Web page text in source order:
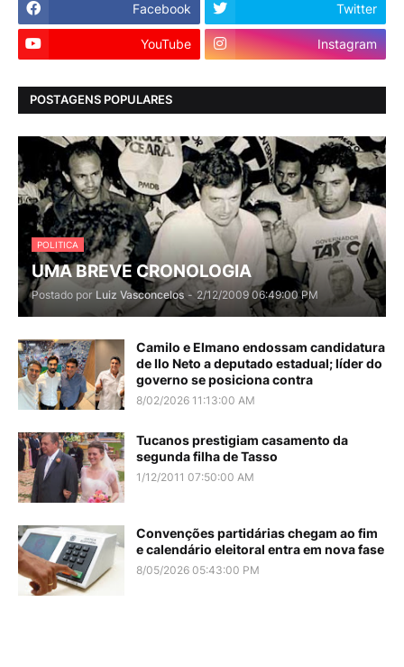
Facebook Twitter
YouTube Instagram
POSTAGENS POPULARES
POLITICA
UMA BREVE CRONOLOGIA
Postado por Luiz Vasconcelos - 2/12/2009 06:49:00 PM
Camilo e Elmano endossam candidatura
de Ilo Neto a deputado estadual; líder do
governo se posiciona contra
8/02/2026 11:13:00 AM
Tucanos prestigiam casamento da
segunda filha de Tasso
1/12/2011 07:50:00 AM
Convenções partidárias chegam ao fim
e calendário eleitoral entra em nova fase
8/05/2026 05:43:00 PM